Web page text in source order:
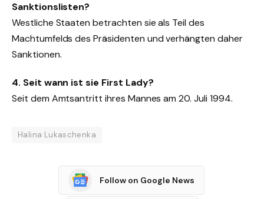
Sanktionslisten?
Westliche Staaten betrachten sie als Teil des
Machtumfelds des Präsidenten und verhängten daher
Sanktionen.
4. Seit wann ist sie First Lady?
Seit dem Amtsantritt ihres Mannes am 20. Juli 1994.
Halina Lukaschenka
Follow on Google News